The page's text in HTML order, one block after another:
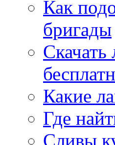
Как
бригады
Какие
Где
Сливы